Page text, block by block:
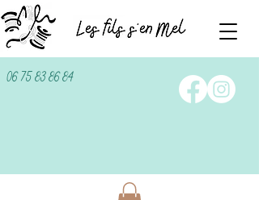
06 75 83 86 84